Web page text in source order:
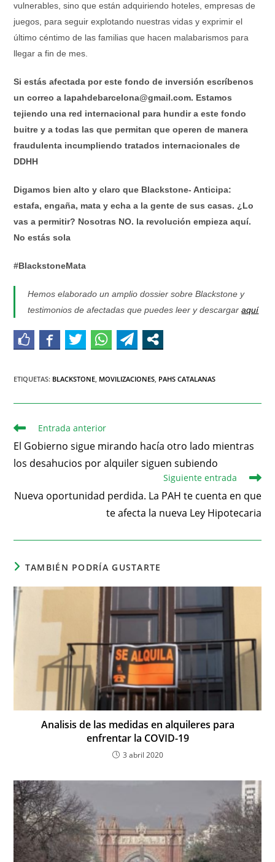
vulnerables, sino que están adquiriendo hoteles, empresas de
juegos, para seguir explotando nuestras vidas y exprimir el
último céntimo de las familias que hacen malabarismos para
llegar a fin de mes.
Si estás afectada por este fondo de inversión escríbenos
un correo a lapahdebarcelona@gmail.com. Estamos
tejiendo una red internacional para hundir a este fondo
buitre y a todas las que permitan que operen de manera
fraudulenta incumpliendo tratados internacionales de
DDHH
Digamos bien alto y claro que Blackstone- Anticipa:
estafa, engaña, mata y echa a la gente de sus casas. ¿Lo
vas a permitir? Nosotras NO. la revolución empieza aquí.
No estás sola
#BlackstoneMata
Hemos elaborado un amplio dossier sobre Blackstone y
testimonios de afectadas que puedes leer y descargaraquí
ETIQUETAS: BLACKSTONE, MOVILIZACIONES, PAHS CATALANAS
Entrada anterior
El Gobierno sigue mirando hacía otro lado mientras
los desahucios por alquiler siguen subiendo
Siguiente entrada
Nueva oportunidad perdida. La PAH te cuenta en que
te afecta la nueva Ley Hipotecaria
TAMBIÉN PODRÍA GUSTARTE
Analisis de las medidas en alquileres para
enfrentar la COVID-19
3 abril 2020